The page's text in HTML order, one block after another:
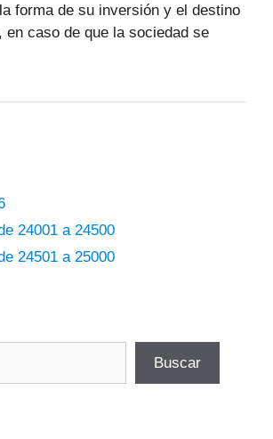
forma de su inversión y el destino
en caso de que la sociedad se
24001 a 24500
24501 a 25000
Buscar